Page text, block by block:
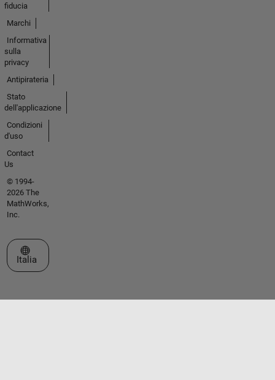
fiducia
Marchi
Informativa
sulla
privacy
Antipirateria
Stato
dell'applicazione
Condizioni
d'uso
Contact
Us
© 1994-
2026 The
MathWorks,
Inc.
Seleziona un sito web
Italia